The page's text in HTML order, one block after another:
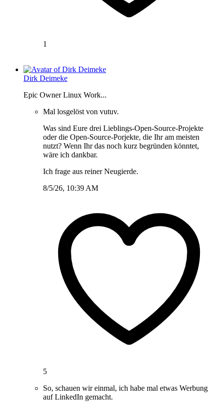
1
Dirk Deimeke
Epic Owner Linux Work...
Mal losgelöst von vutuv.
Was sind Eure drei Lieblings-Open-Source-Projekte
oder die Open-Source-Porjekte, die Ihr am meisten
nutzt? Wenn Ihr das noch kurz begründen könntet,
wäre ich dankbar.
Ich frage aus reiner Neugierde.
8/5/26, 10:39 AM
5
So, schauen wir einmal, ich habe mal etwas Werbung
auf LinkedIn gemacht.